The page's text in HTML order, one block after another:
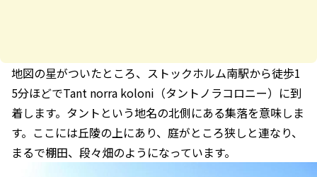
地図の星がついたところ、ストックホルム南駅から徒歩1
5分ほどでTant norra koloni（タントノラコロニー）に到
着します。タントという地名の北側にある集落を意味しま
す。ここには丘陵の上にあり、庭がところ狭しと連なり、
まるで棚田、段々畑のようになっています。